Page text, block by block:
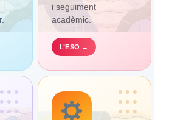
i seguiment
acadèmic.
L’ESO →
•••
•••
•••
•••
•••
•••